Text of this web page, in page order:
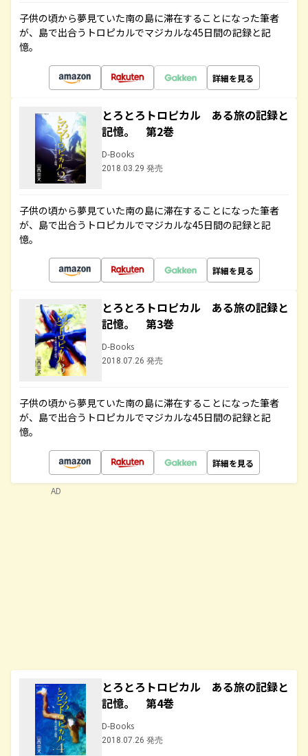
子供の頃から夢見ていた南の島に滞在することになった筆者
が、島で出合うトロピカルでマジカルな45日間の記録と記
憶。
詳細を見る
とろとろトロピカル ある旅の記録と
記憶。 第2巻
D-Books
2018.03.29 発売
子供の頃から夢見ていた南の島に滞在することになった筆者
が、島で出合うトロピカルでマジカルな45日間の記録と記
憶。
詳細を見る
とろとろトロピカル ある旅の記録と
記憶。 第3巻
D-Books
2018.07.26 発売
子供の頃から夢見ていた南の島に滞在することになった筆者
が、島で出合うトロピカルでマジカルな45日間の記録と記
憶。
詳細を見る
とろとろトロピカル ある旅の記録と
記憶。 第4巻
D-Books
2018.07.26 発売
AD